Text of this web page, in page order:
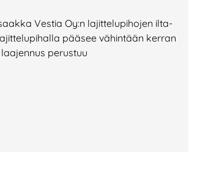
Vestia Oy:n lajittelupihojen ilta-
pääsee vähintään kerran
perustuu